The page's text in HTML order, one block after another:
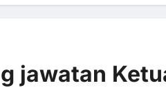
jawatan